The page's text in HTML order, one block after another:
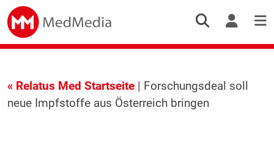
« Relatus Med Startseite| Forschungsdeal soll
neue Impfstoffe aus Österreich bringen